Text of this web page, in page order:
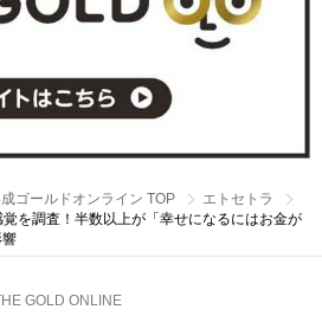
ゴールドオンライン TOP
エトセトラ
を調査！半数以上が「幸せになるにはお金が
GOLD ONLINE